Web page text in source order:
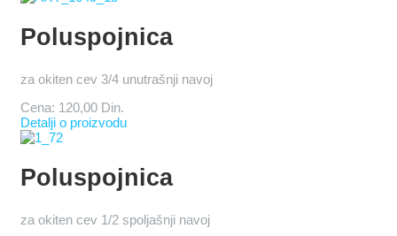
Poluspojnica
za okiten cev 3/4 unutrašnji navoj
Cena: 120,00 Din.
Detalji o proizvodu
Poluspojnica
za okiten cev 1/2 spoljašnji navoj